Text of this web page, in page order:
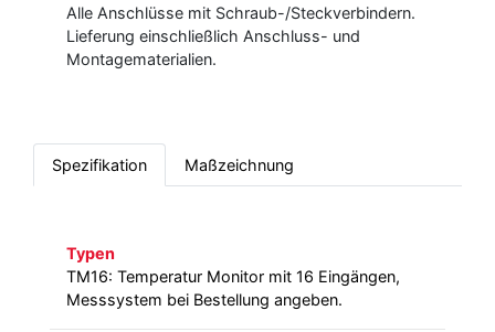
Alle Anschlüsse mit Schraub-/Steckverbindern.
Lieferung einschließlich Anschluss- und
Montagematerialien.
Spezifikation Maßzeichnung
Typen
TM16: Temperatur Monitor mit 16 Eingängen,
Messsystem bei Bestellung angeben.